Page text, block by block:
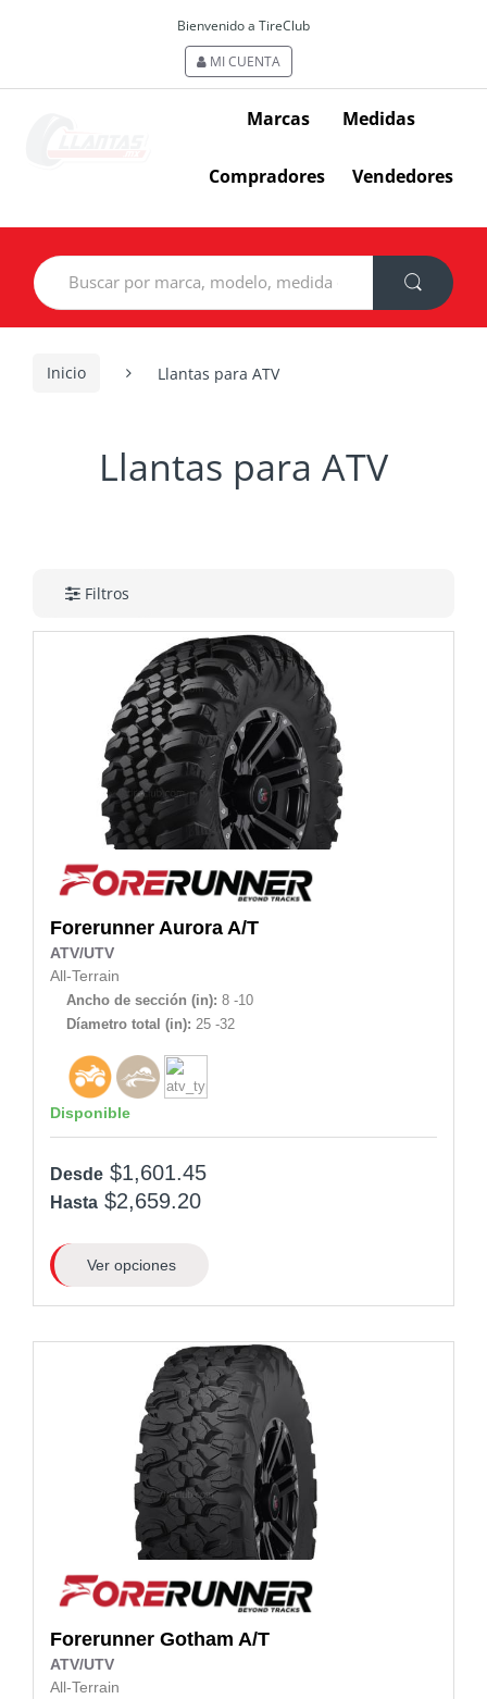
Bienvenido a TireClub
MI CUENTA
Marcas Medidas
Compradores Vendedores
Search
for:
Inicio Llantas para ATV
Llantas para ATV
Filtros
Forerunner Aurora A/T
ATV/UTV
All-Terrain
Ancho de sección (in): 8 -10
Díametro total (in): 25 -32
Disponible
Desde $1,601.45
Hasta $2,659.20
Ver opciones
Forerunner Gotham A/T
ATV/UTV
All-Terrain